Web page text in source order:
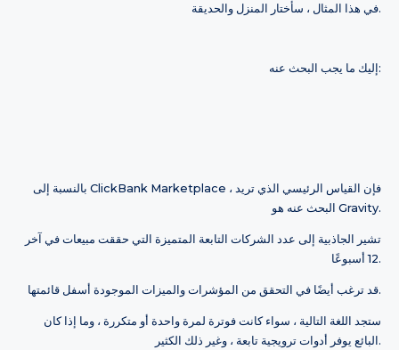
في هذا المثال ، سأختار المنزل والحديقة.
إليك ما يجب البحث عنه:
بالنسبة إلى ClickBank Marketplace ، فإن القياس الرئيسي الذي تريد
البحث عنه هو Gravity.
تشير الجاذبية إلى عدد الشركات التابعة المتميزة التي حققت مبيعات في آخر
12 أسبوعًا.
قد ترغب أيضًا في التحقق من المؤشرات والميزات الموجودة أسفل قائمتها.
ستجد اللغة التالية ، سواء كانت فوترة لمرة واحدة أو متكررة ، وما إذا كان
البائع يوفر أدوات ترويجية تابعة ، وغير ذلك الكثير.